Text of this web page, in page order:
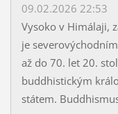
09.02.2026 22:53
Vysoko v Himálaji,
je
až do 70. let 20.
buddhistickým
státem.